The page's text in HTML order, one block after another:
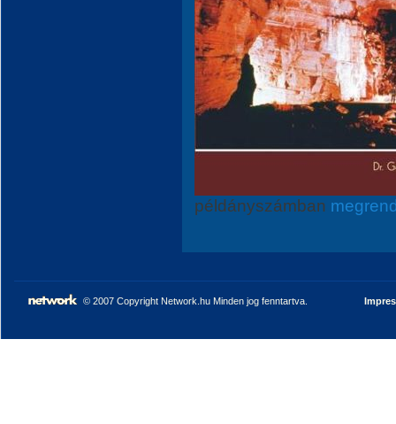
példányszámban
© 2007 Copyright Network.hu Minden jog fenntartva.